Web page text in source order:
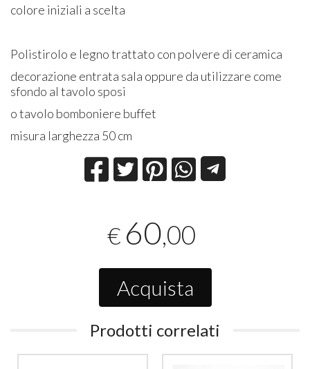
colore iniziali a scelta
Polistirolo e legno trattato con polvere di ceramica
decorazione entrata sala oppure da utilizzare come
sfondo al tavolo sposi
o tavolo bomboniere buffet
misura larghezza 50 cm
€ 60,00
Acquista
Prodotti correlati